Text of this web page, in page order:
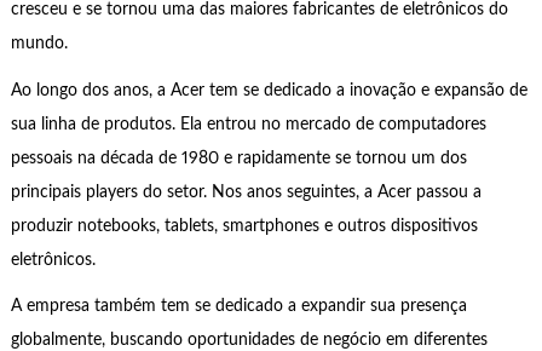
cresceu e se tornou uma das maiores fabricantes de eletrônicos do
mundo.
Ao longo dos anos, a Acer tem se dedicado a inovação e expansão de
sua linha de produtos. Ela entrou no mercado de computadores
pessoais na década de 1980 e rapidamente se tornou um dos
principais players do setor. Nos anos seguintes, a Acer passou a
produzir notebooks, tablets, smartphones e outros dispositivos
eletrônicos.
A empresa também tem se dedicado a expandir sua presença
globalmente, buscando oportunidades de negócio em diferentes